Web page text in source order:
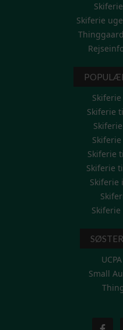
Skiferie
Skiferie
Skiferie
Skiferie
Skiferie
Small